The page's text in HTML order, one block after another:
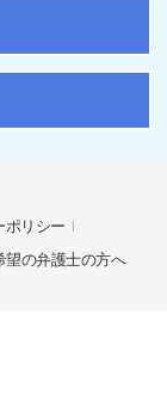
ポリシー
望の弁護士の方へ